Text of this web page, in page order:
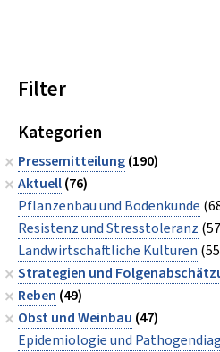
Filter
Kategorien
Pressemitteilung(190)
Aktuell(76)
Pflanzenbau und Bodenkunde
Resistenz und Stresstoleranz
Landwirtschaftliche Kulturen
Strategien und
Reben (49)
Obst und Weinbau (47)
Epidemiologie und